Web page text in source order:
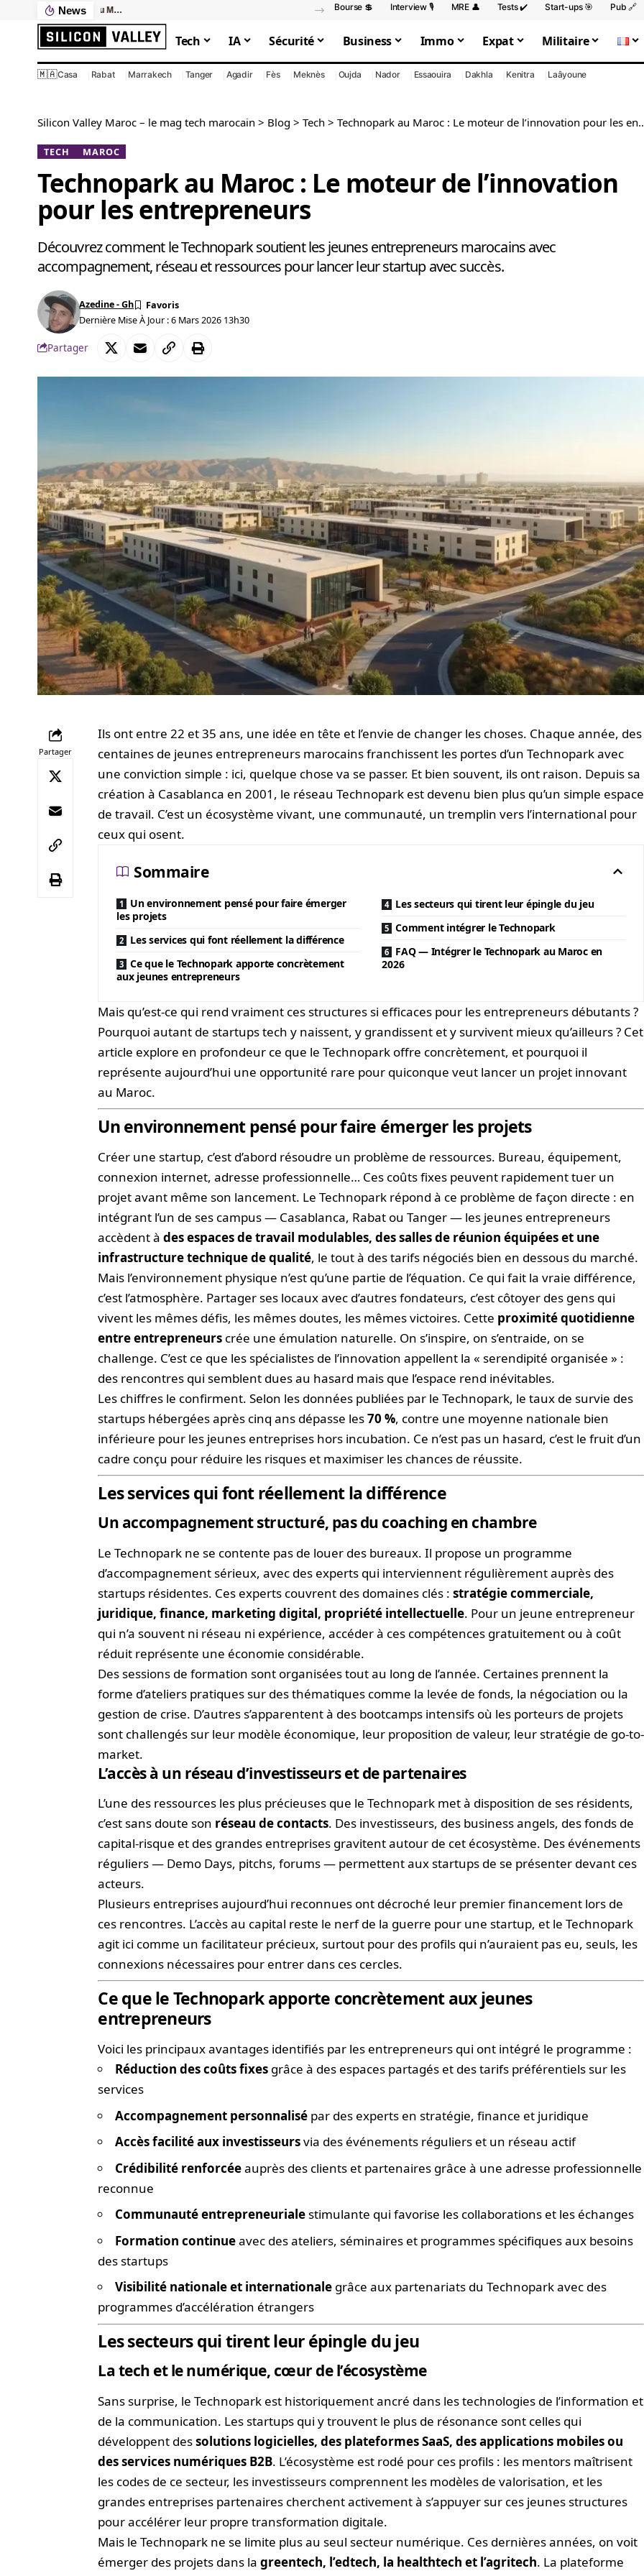
News Bourse 💲 Interview 🎙️ MRE 👤 Tests ✔️ Start-ups 🎯 Pub 🔗
Tech IA Sécurité Business Immo Expat Militaire
🇲🇦Casa Rabat Marrakech Tanger Agadir Fès Meknès Oujda Nador Essaouira Dakhla Kenitra Laâyoune
Silicon Valley Maroc – le mag tech marocain > Blog > Tech > Technopark au Maroc : Le moteur de l’innovation pour les entrepreneurs
TECH MAROC
Technopark au Maroc : Le moteur de l’innovation
pour les entrepreneurs
Découvrez comment le Technopark soutient les jeunes entrepreneurs marocains avec
accompagnement, réseau et ressources pour lancer leur startup avec succès.
Dernière Mise À Jour : 6 Mars 2026 13h30
Azedine - Gh
Partager
Partager
Ils ont entre 22 et 35 ans, une idée en tête et l’envie de changer les choses. Chaque année, des
centaines de jeunes entrepreneurs marocains franchissent les portes d’un Technopark avec
une conviction simple : ici, quelque chose va se passer. Et bien souvent, ils ont raison. Depuis sa
création à Casablanca en 2001, le réseau Technopark est devenu bien plus qu’un simple espace
de travail. C’est un écosystème vivant, une communauté, un tremplin vers l’international pour
ceux qui osent.
Sommaire
Un environnement pensé pour faire émerger
les projets
Les services qui font réellement la différence
Ce que le Technopark apporte concrètement
aux jeunes entrepreneurs
Les secteurs qui tirent leur épingle du jeu
Comment intégrer le Technopark
FAQ — Intégrer le Technopark au Maroc en
2026
Mais qu’est-ce qui rend vraiment ces structures si efficaces pour les entrepreneurs débutants ?
Pourquoi autant de startups tech y naissent, y grandissent et y survivent mieux qu’ailleurs ? Cet
article explore en profondeur ce que le Technopark offre concrètement, et pourquoi il
représente aujourd’hui une opportunité rare pour quiconque veut lancer un projet innovant
au Maroc.
Un environnement pensé pour faire émerger les projets
Créer une startup, c’est d’abord résoudre un problème de ressources. Bureau, équipement,
connexion internet, adresse professionnelle… Ces coûts fixes peuvent rapidement tuer un
projet avant même son lancement. Le Technopark répond à ce problème de façon directe : en
intégrant l’un de ses campus — Casablanca, Rabat ou Tanger — les jeunes entrepreneurs
accèdent àdes espaces de travail modulables, des salles de réunion équipées et une
infrastructure technique de qualité, le tout à des tarifs négociés bien en dessous du marché.
Mais l’environnement physique n’est qu’une partie de l’équation. Ce qui fait la vraie différence,
c’est l’atmosphère. Partager ses locaux avec d’autres fondateurs, c’est côtoyer des gens qui
vivent les mêmes défis, les mêmes doutes, les mêmes victoires. Cette proximité quotidienne
entre entrepreneurs crée une émulation naturelle. On s’inspire, on s’entraide, on se
challenge. C’est ce que les spécialistes de l’innovation appellent la « serendipité organisée » :
des rencontres qui semblent dues au hasard mais que l’espace rend inévitables.
Les chiffres le confirment. Selon les données publiées par le Technopark, le taux de survie des
startups hébergées après cinq ans dépasse les70 %, contre une moyenne nationale bien
inférieure pour les jeunes entreprises hors incubation. Ce n’est pas un hasard, c’est le fruit d’un
cadre conçu pour réduire les risques et maximiser les chances de réussite.
Les services qui font réellement la différence
Un accompagnement structuré, pas du coaching en chambre
Le Technopark ne se contente pas de louer des bureaux. Il propose un programme
d’accompagnement sérieux, avec des experts qui interviennent régulièrement auprès des
startups résidentes. Ces experts couvrent des domaines clés :stratégie commerciale,
juridique, finance, marketing digital, propriété intellectuelle. Pour un jeune entrepreneur
qui n’a souvent ni réseau ni expérience, accéder à ces compétences gratuitement ou à coût
réduit représente une économie considérable.
Des sessions de formation sont organisées tout au long de l’année. Certaines prennent la
forme d’ateliers pratiques sur des thématiques comme la levée de fonds, la négociation ou la
gestion de crise. D’autres s’apparentent à des bootcamps intensifs où les porteurs de projets
sont challengés sur leur modèle économique, leur proposition de valeur, leur stratégie de go-to-
market.
L’accès à un réseau d’investisseurs et de partenaires
L’une des ressources les plus précieuses que le Technopark met à disposition de ses résidents,
c’est sans doute son réseau de contacts. Des investisseurs, des business angels, des fonds de
capital-risque et des grandes entreprises gravitent autour de cet écosystème. Des événements
réguliers — Demo Days, pitchs, forums — permettent aux startups de se présenter devant ces
acteurs.
Plusieurs entreprises aujourd’hui reconnues ont décroché leur premier financement lors de
ces rencontres. L’accès au capital reste le nerf de la guerre pour une startup, et le Technopark
agit ici comme un facilitateur précieux, surtout pour des profils qui n’auraient pas eu, seuls, les
connexions nécessaires pour entrer dans ces cercles.
Ce que le Technopark apporte concrètement aux jeunes
entrepreneurs
Voici les principaux avantages identifiés par les entrepreneurs qui ont intégré le programme :
Réduction des coûts fixes grâce à des espaces partagés et des tarifs préférentiels sur les
services
Accompagnement personnalisé par des experts en stratégie, finance et juridique
Accès facilité aux investisseursvia des événements réguliers et un réseau actif
Crédibilité renforcéeauprès des clients et partenaires grâce à une adresse professionnelle
reconnue
Communauté entrepreneurialestimulante qui favorise les collaborations et les échanges
Formation continueavec des ateliers, séminaires et programmes spécifiques aux besoins
des startups
Visibilité nationale et internationale grâce aux partenariats du Technopark avec des
programmes d’accélération étrangers
Les secteurs qui tirent leur épingle du jeu
La tech et le numérique, cœur de l’écosystème
Sans surprise, le Technopark est historiquement ancré dans les technologies de l’information et
de la communication. Les startups qui y trouvent le plus de résonance sont celles qui
développent dessolutions logicielles, des plateformes SaaS, des applications mobiles ou
des services numériques B2B. L’écosystème est rodé pour ces profils : les mentors maîtrisent
les codes de ce secteur, les investisseurs comprennent les modèles de valorisation, et les
grandes entreprises partenaires cherchent activement à s’appuyer sur ces jeunes structures
pour accélérer leur propre transformation digitale.
Mais le Technopark ne se limite plus au seul secteur numérique. Ces dernières années, on voit
émerger des projets dans lagreentech, l’edtech, la healthtech et l’agritech. La plateforme